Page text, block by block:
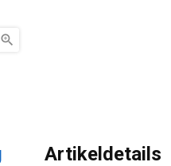

Artikeldetails